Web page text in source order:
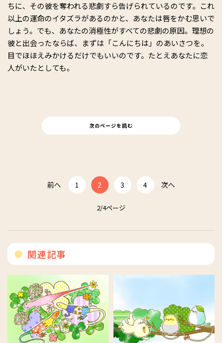
ちに、その彼を奪われる悲劇すら告げられているのです。これ
以上の運命のイタズラがあるのかと、あなたは唇をかむ思いで
しょう。でも、あなたの消極性がすべての悲劇の原因。理想の
彼と出会ったならば、まずは「こんにちは」のあいさつを。
目でほほえみかけるだけでもいいのです。たとえあなたに恋
人がいたとしても。
次のページを読む
前へ 1 2 3 4 次へ
2/4ページ
関連記事